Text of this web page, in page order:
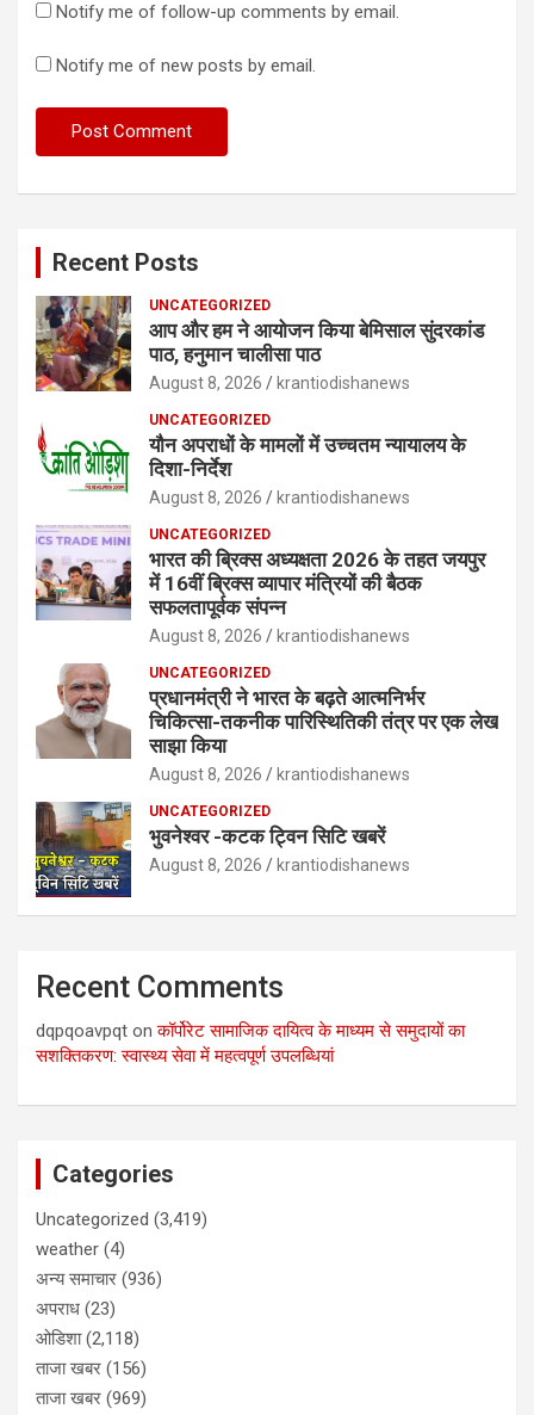
Notify me of follow-up comments by email.
Notify me of new posts by email.
Recent Posts
UNCATEGORIZED
आप और हम ने आयोजन किया बेमिसाल सुंदरकांड
पाठ, हनुमान चालीसा पाठ
August 8, 2026 krantiodishanews
UNCATEGORIZED
यौन अपराधों के मामलों में उच्चतम न्यायालय के
दिशा-निर्देश
August 8, 2026 krantiodishanews
UNCATEGORIZED
भारत की ब्रिक्‍स अध्यक्षता 2026 के तहत जयपुर
में 16वीं ब्रिक्‍स व्यापार मंत्रियों की बैठक
सफलतापूर्वक संपन्न
August 8, 2026 krantiodishanews
UNCATEGORIZED
प्रधानमंत्री ने भारत के बढ़ते आत्मनिर्भर
चिकित्सा-तकनीक पारिस्थितिकी तंत्र पर एक लेख
साझा किया
August 8, 2026 krantiodishanews
UNCATEGORIZED
भुवनेश्वर -कटक ट्विन सिटि खबरें
August 8, 2026 krantiodishanews
Recent Comments
dqpqoavpqt onकॉर्पोरेट सामाजिक दायित्व के माध्यम से समुदायों का
सशक्तिकरण: स्वास्थ्य सेवा में महत्वपूर्ण उपलब्धियां
Categories
Uncategorized (3,419)
weather (4)
अन्य समाचार (936)
अपराध (23)
ओडिशा(2,118)
ताजा खबर (156)
ताजा खबर (969)